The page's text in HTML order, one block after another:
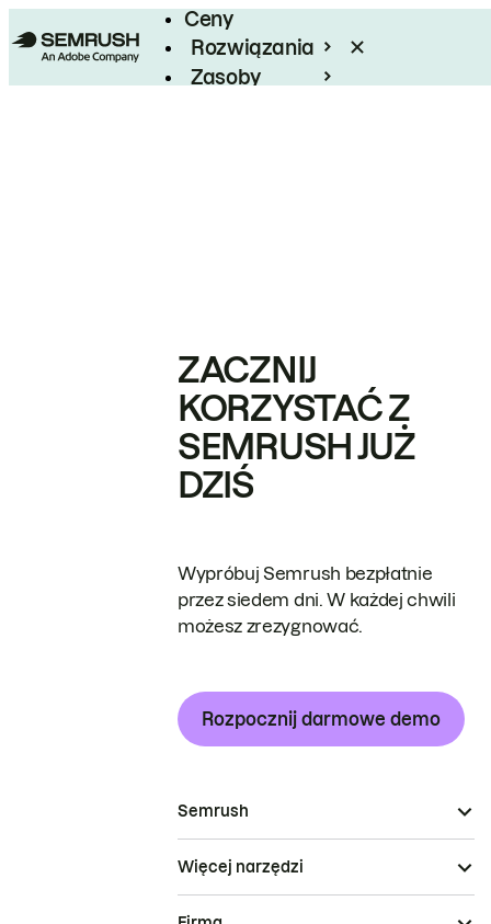
Ceny
Rozwiązania
Zasoby
ZACZNIJ
KORZYSTAĆ Z
SEMRUSH JUŻ
DZIŚ
Wypróbuj Semrush bezpłatnie
przez siedem dni. W każdej chwili
możesz zrezygnować.
Rozpocznij darmowe demo
Semrush
Więcej narzędzi